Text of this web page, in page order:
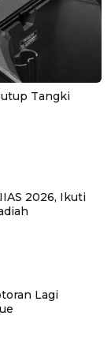
Tangki
2026, Ikuti
Lagi